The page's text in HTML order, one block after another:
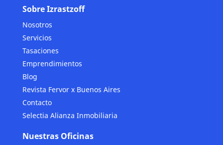
Sobre Izrastzoff
Nosotros
Servicios
Tasaciones
Emprendimientos
Blog
Revista Fervor x Buenos Aires
Contacto
Selectia Alianza Inmobiliaria
Nuestras Oficinas